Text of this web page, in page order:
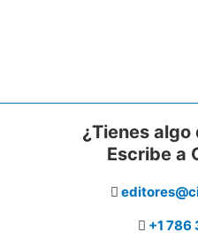
¿Tienes
Escribe a
+1 786